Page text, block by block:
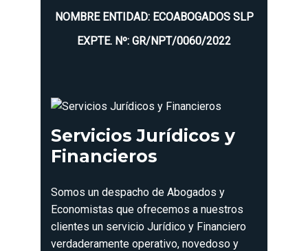
NOMBRE ENTIDAD: ECOABOGADOS SLP
EXPTE. Nº: GR/NPT/0060/2022
Servicios Jurídicos y
Financieros
Somos un despacho de Abogados y
Economistas que ofrecemos a nuestros
clientes un servicio Jurídico y Financiero
verdaderamente operativo, novedoso y